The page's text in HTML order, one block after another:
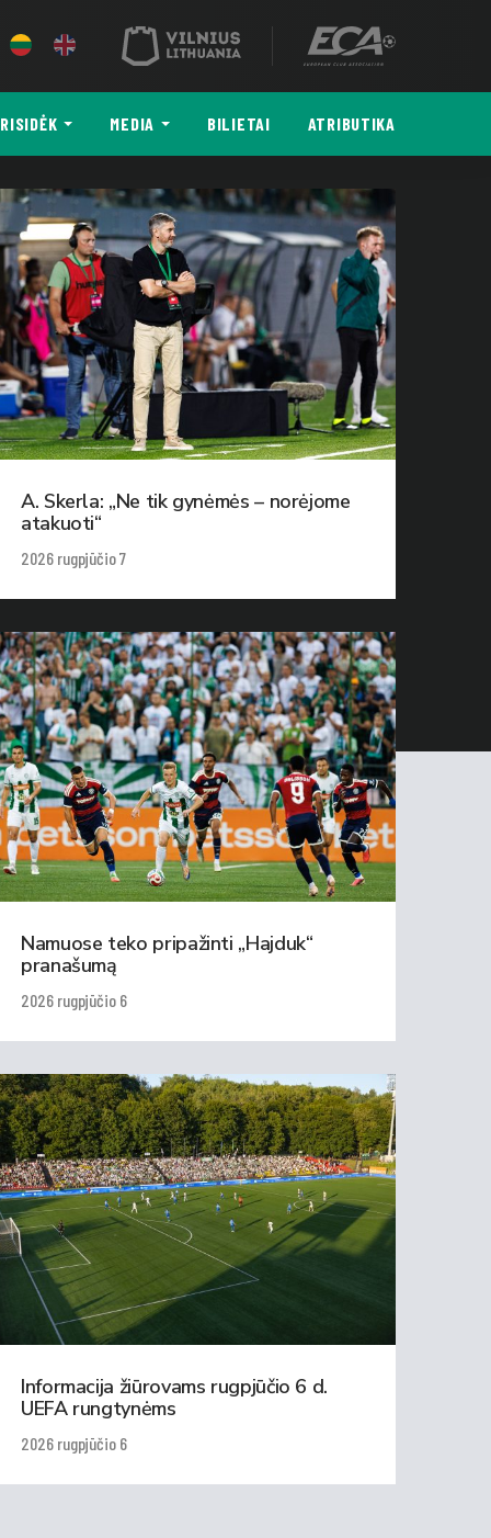
MEDIA BILIETAI ATRIBUTIKA
A. Skerla: „Ne tik gynėmės – norėjome
atakuoti“
2026 rugpjūčio 7
Namuose teko pripažinti „Hajduk“
pranašumą
2026 rugpjūčio 6
Informacija žiūrovams rugpjūčio 6 d.
UEFA rungtynėms
2026 rugpjūčio 6